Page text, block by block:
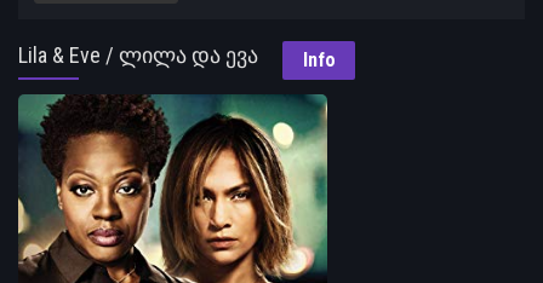
Lila & Eve / ლილა და ევა Info